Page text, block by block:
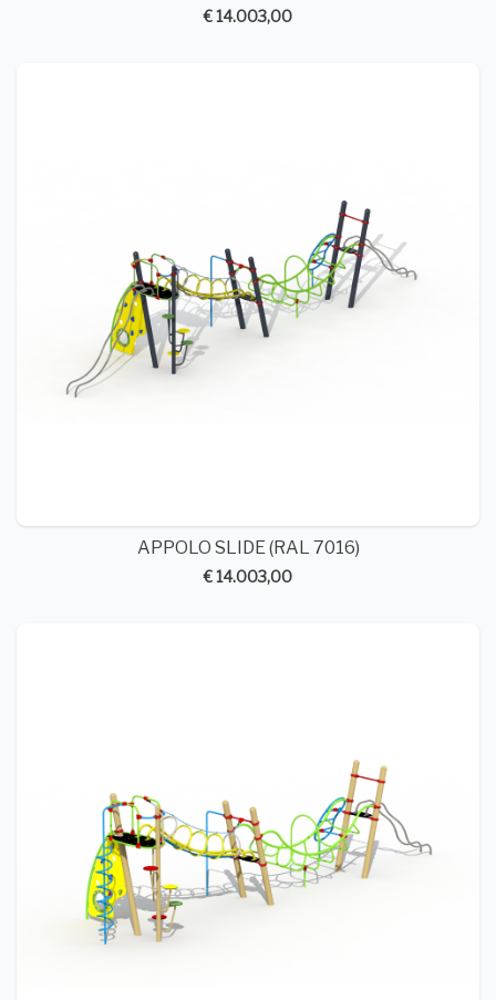
€ 14.003,00
APPOLO SLIDE (RAL 7016)
€ 14.003,00